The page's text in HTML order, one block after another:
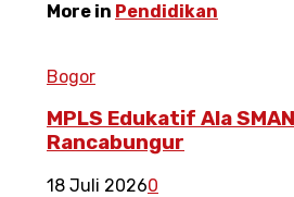
More in Pendidikan
Bogor
MPLS Edukatif Ala
Rancabungur
18 Juli 20260